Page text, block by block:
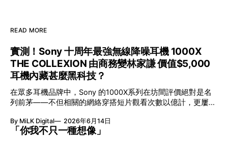
READ MORE
實測！Sony 十周年最強無線降噪耳機 1000X
THE COLLEXION 由商務變林家謙 價值$5,000
耳機內藏甚麼黑科技？
在眾多耳機品牌中，Sony 的1000X系列在坊間評價絕對是名
列前茅——不但相關的網絡穿搭短片觀看次數以億計，更屢獲
VGP 金獎，也是 Amazon 折扣日的大熱推介。
By MiLK Digital 2026年6月14日
「你我不只一種想像」